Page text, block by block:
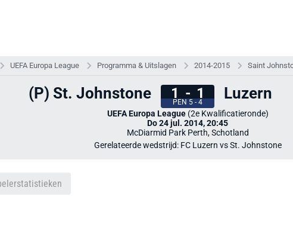
UEFA Europa League Programma & Uitslagen 2014-2015 Saint
(P) St. Johnstone 1 - 1
PEN 5 - 4 Luzern
UEFA Europa League(2e Kwalificatieronde)
Do 24 jul. 2014, 20:45
McDiarmid Park Perth, Schotland
Gerelateerde wedstrijd: FC Luzern vs St. Johnstone